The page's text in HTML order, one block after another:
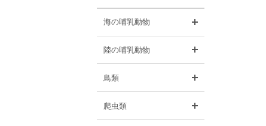
海の哺乳動物
陸の哺乳動物
鳥類
爬虫類